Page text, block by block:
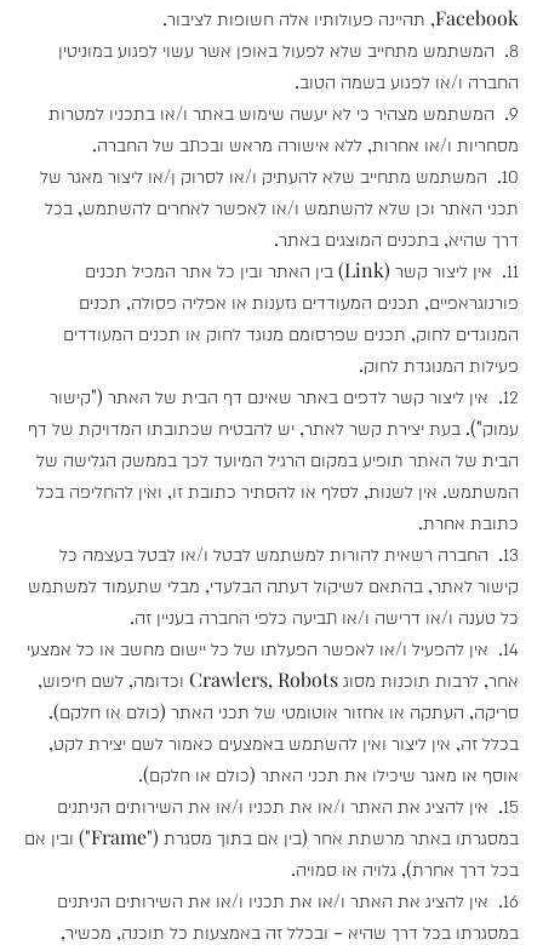
Facebook, תהיינה פעולותיו אלה חשופות לציבור.
8. המשתמש מתחייב שלא לפעול באופן אשר עשוי לפגוע במוניטין
החברה ו/או לפגוע בשמה הטוב.
9. המשתמש מצהיר כי לא יעשה שימוש באתר ו/או בתכניו למטרות
מסחריות ו/או אחרות, ללא אישורה מראש ובכתב של החברה.
10. המשתמש מתחייב שלא להעתיק ו/או לסרוק ן/או ליצור מאגר של
תכני האתר וכן שלא להשתמש ו/או לאפשר לאחרים להשתמש, בכל
דרך שהיא, בתכנים המוצגים באתר.
11. אין ליצור קשר (Link) בין האתר ובין כל אתר המכיל תכנים
פורנוגראפיים, תכנים המעודדים גזענות או אפליה פסולה, תכנים
המנוגדים לחוק, תכנים שפרסומם מנוגד לחוק או תכנים המעודדים
פעילות המנוגדת לחוק.
12. אין ליצור קשר לדפים באתר שאינם דף הבית של האתר ("קישור
עמוק"). בעת יצירת קשר לאתר, יש להבטיח שכתובתו המדויקת של דף
הבית של האתר תופיע במקום הרגיל המיועד לכך בממשק הגלישה של
המשתמש. אין לשנות, לסלף או להסתיר כתובת זו, ואין להחליפה בכל
כתובת אחרת.
13. החברה רשאית להורות למשתמש לבטל ו/או לבטל בעצמה כל
קישור לאתר, בהתאם לשיקול דעתה הבלעדי, מבלי שתעמוד למשתמש
כל טענה ו/או דרישה ו/או תביעה כלפי החברה בעניין זה.
14. אין להפעיל ו/או לאפשר הפעלתו של כל יישום מחשב או כל אמצעי
אחר, לרבות תוכנות מסוג Crawlers, Robots וכדומה, לשם חיפוש,
סריקה, העתקה או אחזור אוטומטי של תכני האתר (כולם או חלקם).
בכלל זה, אין ליצור ואין להשתמש באמצעים כאמור לשם יצירת לקט,
אוסף או מאגר שיכילו את תכני האתר (כולם או חלקם).
15. אין להציג את האתר ו/או את תכניו ו/או את השירותים הניתנים
במסגרתו באתר מרשתת אחר (בין אם בתוך מסגרת ("Frame") ובין אם
בכל דרך אחרת), גלויה או סמויה.
16. אין להציג את האתר ו/או את תכניו ו/או את השירותים הניתנים
במסגרתו בכל דרך שהיא - ובכלל זה באמצעות כל תוכנה, מכשיר,